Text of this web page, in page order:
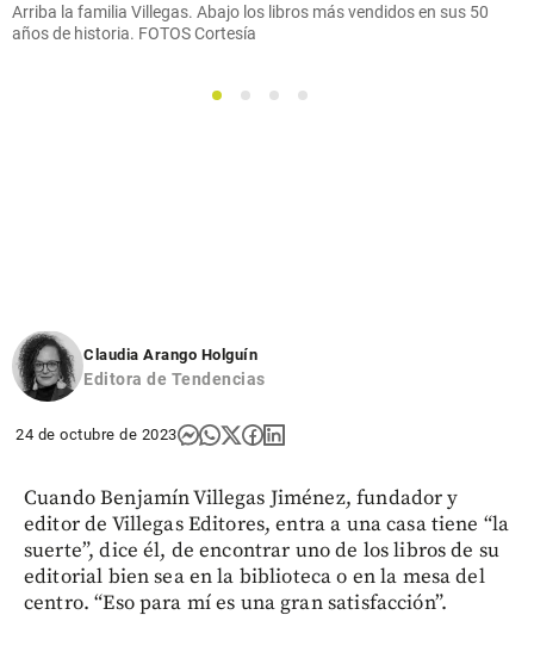
Arriba la familia Villegas. Abajo los libros más vendidos en sus 50
años de historia. FOTOS Cortesía
1 2 3 4
Claudia Arango Holguín
Editora de Tendencias
24 de octubre de 2023
Cuando Benjamín Villegas Jiménez, fundador y
editor de Villegas Editores, entra a una casa tiene “la
suerte”, dice él, de encontrar uno de los libros de su
editorial bien sea en la biblioteca o en la mesa del
centro. “Eso para mí es una gran satisfacción”.